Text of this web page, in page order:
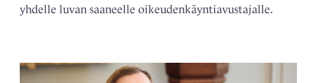
yhdelle luvan saaneelle oikeudenkäyntiavustajalle.